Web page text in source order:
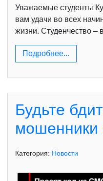
Уважаемые студенты
вам удачи во всех
жизни. Студенчество
Подробнее...
Будьте
мошенники
Категория: Новости